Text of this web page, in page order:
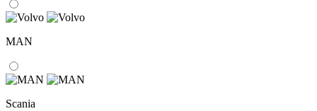
MAN
Scania